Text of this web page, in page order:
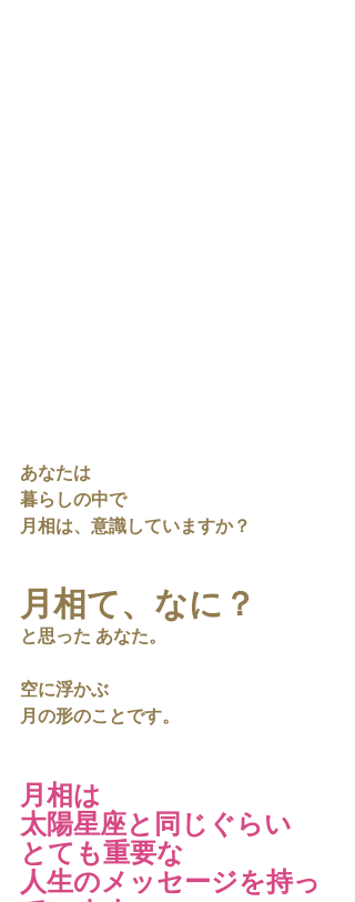
あなたは
暮らしの中で
月相は、意識していますか？
月相て、なに？
と思った あなた。
空に浮かぶ
月の形のことです。
月相は
太陽星座と同じぐらい
とても重要な
人生のメッセージを持っ